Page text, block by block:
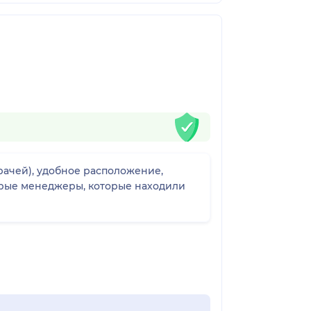
удобное расположение,
менеджеры, которые находили